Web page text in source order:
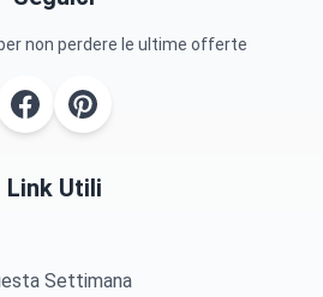
non perdere le ultime offerte
Link Utili
Settimana